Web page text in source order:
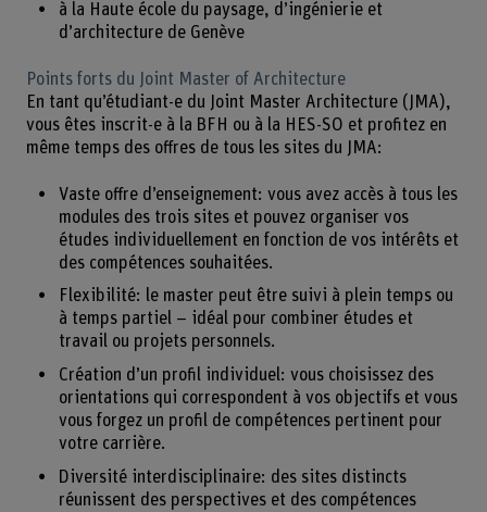
à la Haute école du paysage, d’ingénierie et
d’architecture de Genève
Points forts du Joint Master of Architecture
En tant qu’étudiant-e du Joint Master Architecture (JMA),
vous êtes inscrit-e à la BFH ou à la HES-SO et profitez en
même temps des offres de tous les sites du JMA:
Vaste offre d’enseignement: vous avez accès à tous les
modules des trois sites et pouvez organiser vos
études individuellement en fonction de vos intérêts et
des compétences souhaitées.
Flexibilité: le master peut être suivi à plein temps ou
à temps partiel – idéal pour combiner études et
travail ou projets personnels.
Création d’un profil individuel: vous choisissez des
orientations qui correspondent à vos objectifs et vous
vous forgez un profil de compétences pertinent pour
votre carrière.
Diversité interdisciplinaire: des sites distincts
réunissent des perspectives et des compétences